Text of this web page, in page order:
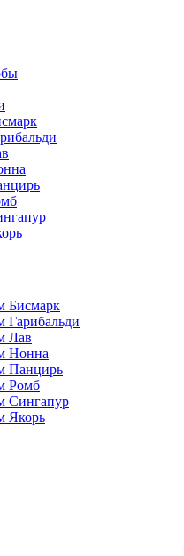
Бисмарк
Гарибальди
Лав
Нонна
Панцирь
Ромб
Сингапур
Якорь